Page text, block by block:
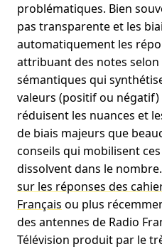
problématiques. Bien
pas transparente et les
automatiquement les
attribuant des notes selon
sémantiques qui
valeurs (positif ou
réduisent les nuances et
de biais majeurs que
conseils qui mobilisent
dissolvent dans le
sur les réponses des
Français ou plus
des antennes de Radio
Télévision produit par le